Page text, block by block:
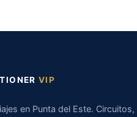
VIP
en Punta del Este. Circuitos,